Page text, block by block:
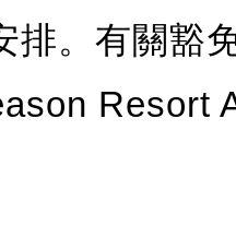
排。有關豁
Resort